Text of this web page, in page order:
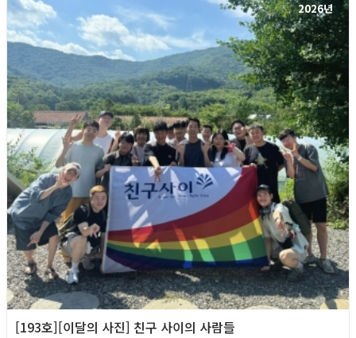
2026년
[193호][이달의 사진] 친구 사이의 사람들